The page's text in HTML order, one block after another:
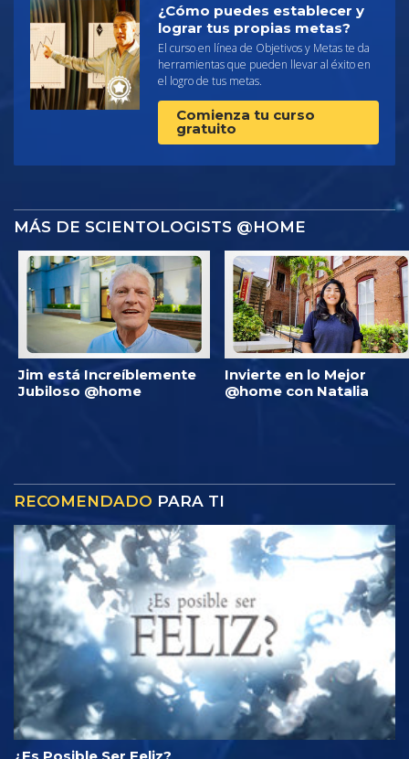
¿Cómo puedes establecer y
lograr tus propias metas?
El curso en línea de Objetivos y Metas te da
herramientas que pueden llevar al éxito en
el logro de tus metas.
Comienza tu curso
gratuito
MÁS DE SCIENTOLOGISTS @HOME
Jim está Increíblemente
Jubiloso @home
Invierte en lo Mejor
@home con Natalia
RECOMENDADO PARA TI